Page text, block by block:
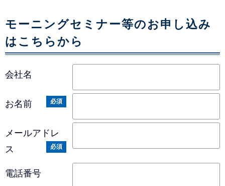
モーニングセミナー​等のお申し込み
はこちらから
会社名
お名前 必須
メールアドレ
ス
必須
電話番号